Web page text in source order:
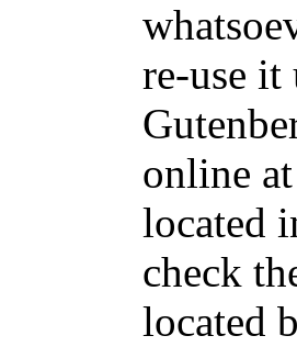
re-use it
online at
located
check
located